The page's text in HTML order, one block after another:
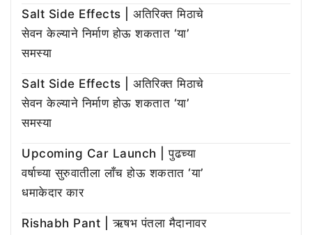
Salt Side Effects | अतिरिक्त मिठाचे
सेवन केल्याने निर्माण होऊ शकतात ‘या’
समस्या
Salt Side Effects | अतिरिक्त मिठाचे
सेवन केल्याने निर्माण होऊ शकतात ‘या’
समस्या
Upcoming Car Launch | पुढच्या
वर्षाच्या सुरुवातीला लाँच होऊ शकतात ‘या’
धमाकेदार कार
Rishabh Pant | ऋषभ पंतला मैदानावर